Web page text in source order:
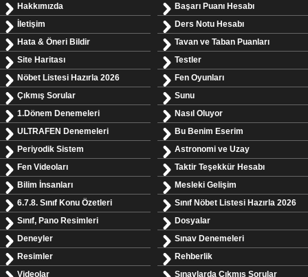
Hakkımızda
İletişim
Hata & Öneri Bildir
Site Haritası
Nöbet Listesi Hazırla 2026
Çıkmış Sorular
1.Dönem Denemeleri
ULTRAFEN Denemeleri
Periyodik Sistem
Fen Videoları
Bilim İnsanları
6.7.8. Sınıf Konu Özetleri
Sınıf, Pano Resimleri
Deneyler
Resimler
Videolar
Başarı Puanı Hesabı
Ders Notu Hesabı
Tavan ve Taban Puanları
Testler
Fen Oyunları
Sunu
Nasıl Oluyor
Bu Benim Eserim
Astronomi ve Uzay
Taktir Teşekkür Hesabı
Mesleki Gelişim
Sınıf Nöbet Listesi Hazırla 2026
Dosyalar
Sınav Denemeleri
Rehberlik
Sınavlarda Çıkmış Sorular